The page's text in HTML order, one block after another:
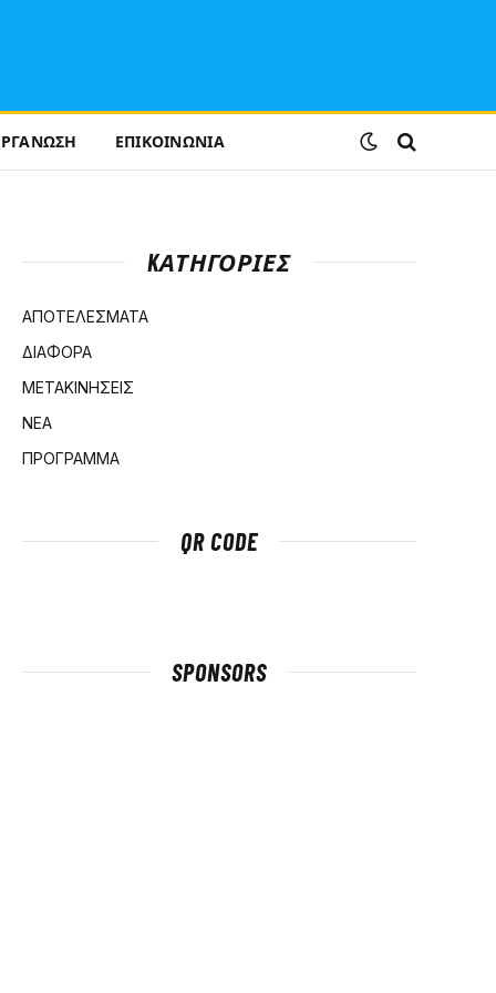
ΕΠΙΚΟΙΝΩΝΙΑ
KΑΤΗΓΟΡΊΕΣ
ΑΠΟΤΕΛΕΣΜΑΤΑ
ΔΙΑΦΟΡΑ
ΜΕΤΑΚΙΝΗΣΕΙΣ
ΝΕΑ
ΠΡΟΓΡΑΜΜΑ
QR CODE
SPONSORS